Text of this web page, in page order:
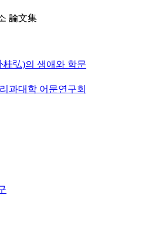
論文集
桂弘)의 생애와 학문
과대학 어문연구회